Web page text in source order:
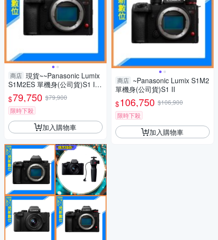
商店 現貨~~Panasonic Lumix
S1M2ES 單機身(公司貨)S1 II
ES
$79,750 $79,900
限時下殺
加入購物車
商店 ~Panasonic Lumix S1M2
單機身(公司貨)S1 II
$106,750 $106,900
限時下殺
加入購物車